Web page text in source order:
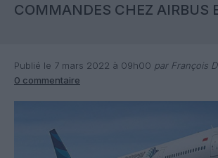
COMMANDES CHEZ AIRBUS
Publié le 7 mars 2022 à 09h00 par François
0 commentaire